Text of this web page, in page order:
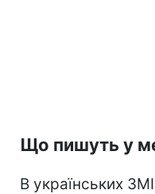
Що пишуть у
В українських